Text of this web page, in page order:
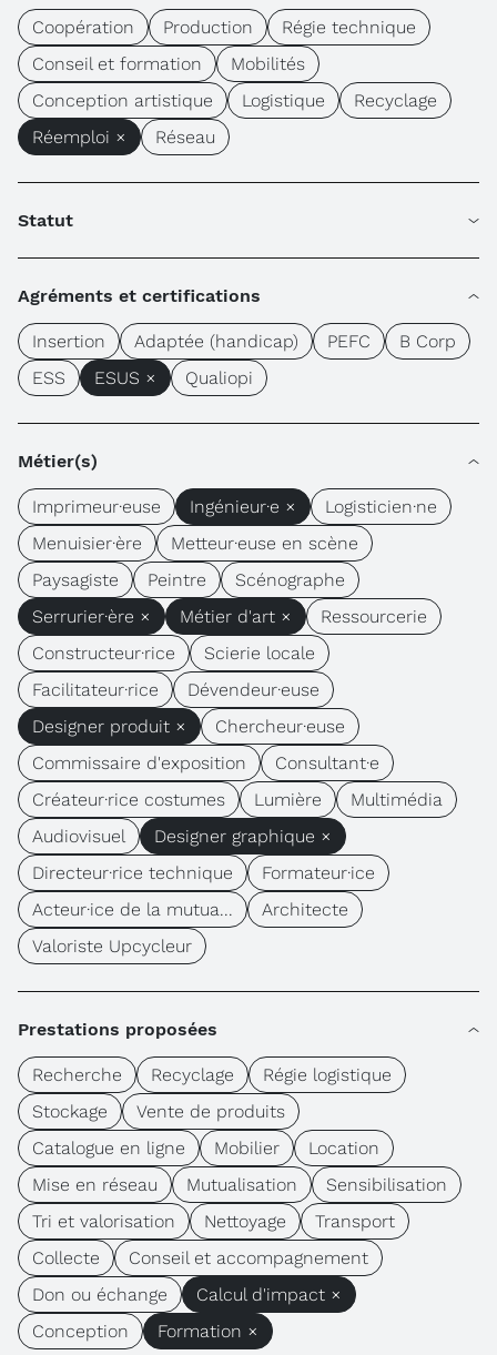
Coopération Production
Régie technique
Conseil et formation
Mobilités
Conception artistique
Logistique
Recyclage
Réemploi ×
Réseau
Statut
Agréments et certifications
Insertion Adaptée (handicap) PEFC
B Corp
ESS
ESUS × Qualiopi
Métier(s)
Imprimeur·euse Ingénieur·e ×
Logisticien·ne
Menuisier·ère
Metteur·euse en scène
Paysagiste
Peintre
Scénographe
Serrurier·ère ×
Métier d'art ×
Ressourcerie
Constructeur·rice
Scierie locale
Facilitateur·rice
Dévendeur·euse
Designer produit ×
Chercheur·euse
Commissaire d'exposition
Consultant·e
Créateur·rice costumes
Lumière
Multimédia
Audiovisuel
Designer graphique ×
Directeur·rice technique
Formateur·ice
Acteur·ice de la mutua...
Architecte
Valoriste Upcycleur
Prestations proposées
Recherche Recyclage
Régie logistique
Stockage
Vente de produits
Catalogue en ligne
Mobilier
Location
Mise en réseau
Mutualisation
Sensibilisation
Tri et valorisation
Nettoyage
Transport
Collecte
Conseil et accompagnement
Don ou échange
Calcul d'impact ×
Conception
Formation ×